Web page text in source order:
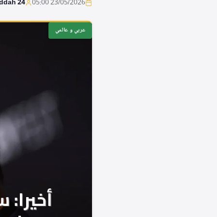
23/05/2026 05:00
24
عربي و عالمي